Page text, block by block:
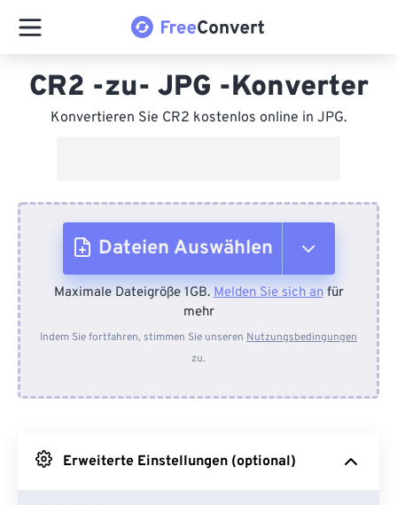
CR2 -zu- JPG -Konverter
Konvertieren Sie CR2 kostenlos online in JPG.
Dateien Auswählen
Vom Gerät
Von Dropbox
Maximale Dateigröße 1GB.Melden Sie sich anfür
mehr
Indem Sie fortfahren, stimmen Sie unseren Nutzungsbedingungen
zu.
Erweiterte Einstellungen (optional)